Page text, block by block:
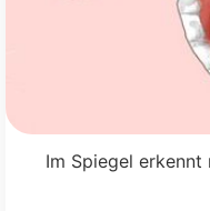
Im Spiegel erkennt